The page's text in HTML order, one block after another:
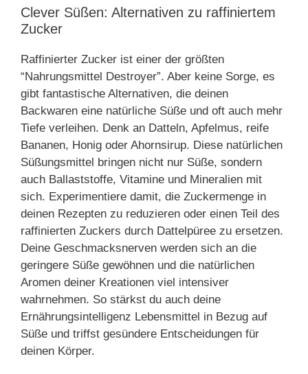
Clever Süßen: Alternativen zu raffiniertem
Zucker
Raffinierter Zucker ist einer der größten
“Nahrungsmittel Destroyer”. Aber keine Sorge, es
gibt fantastische Alternativen, die deinen
Backwaren eine natürliche Süße und oft auch mehr
Tiefe verleihen. Denk an Datteln, Apfelmus, reife
Bananen, Honig oder Ahornsirup. Diese natürlichen
Süßungsmittel bringen nicht nur Süße, sondern
auch Ballaststoffe, Vitamine und Mineralien mit
sich. Experimentiere damit, die Zuckermenge in
deinen Rezepten zu reduzieren oder einen Teil des
raffinierten Zuckers durch Dattelpüree zu ersetzen.
Deine Geschmacksnerven werden sich an die
geringere Süße gewöhnen und die natürlichen
Aromen deiner Kreationen viel intensiver
wahrnehmen. So stärkst du auch deine
Ernährungsintelligenz Lebensmittel in Bezug auf
Süße und triffst gesündere Entscheidungen für
deinen Körper.